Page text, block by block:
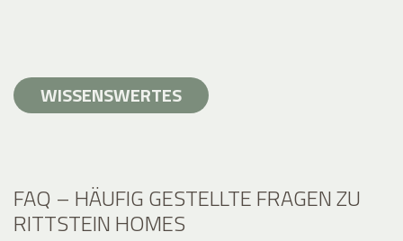
WISSENSWERTES
FAQ – HÄUFIG GESTELLTE FRAGEN ZU
RITTSTEIN HOMES